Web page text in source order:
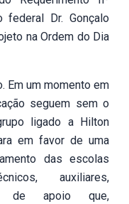
federal Dr. Gonçalo
na Ordem do Dia
um momento em
seguem sem o
ligado a Hilton
em favor de uma
das escolas
auxiliares,
de apoio que,